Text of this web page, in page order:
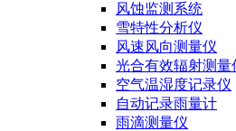
风蚀监测系统
雪特性分析仪
风速风向测量仪
光合有效辐射测量
空气温湿度记录仪
自动记录雨量计
雨滴测量仪